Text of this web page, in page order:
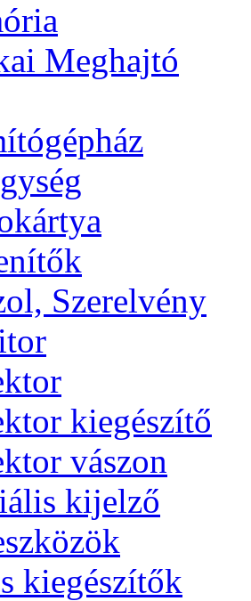
Meghajtó
Szerelvény
kiegészítő
vászon
kijelző
kiegészítők